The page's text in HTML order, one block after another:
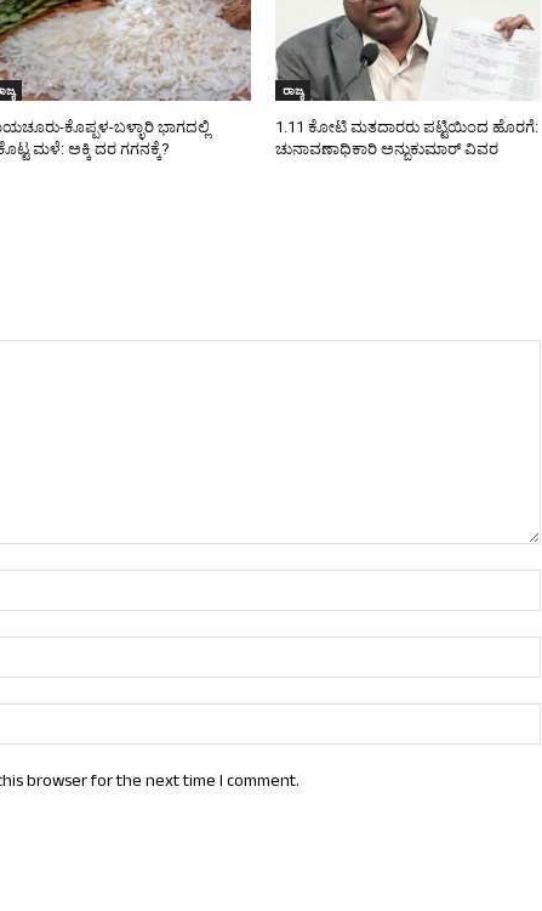
ಕೊಪ್ಪಳ-ಬಳ್ಳಾರಿ ಭಾಗದಲ್ಲಿ
ಮಳೆ: ಅಕ್ಕಿ ದರ ಗಗನಕ್ಕೆ?
ರಾಜ್ಯ
1.11 ಕೋಟಿ ಮತದಾರರು ಪಟ್ಟಿಯಿಂದ ಹೊರಗೆ:
ಚುನಾವಣಾಧಿಕಾರಿ ಅನ್ಬುಕುಮಾರ್ ವಿವರ
browser for the next time I comment.